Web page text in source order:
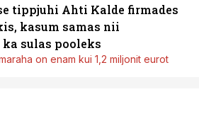
tippjuhi Ahti Kalde firmades
kasum samas nii
sulas pooleks
on enam kui 1,2 miljonit eurot